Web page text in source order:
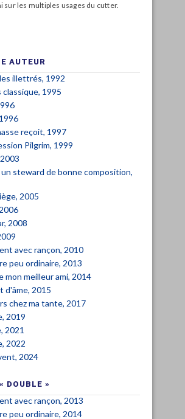
sur les multiples usages du cutter.
AUTEUR
illettrés, 1992
classique, 1995
reçoit, 1997
Pilgrim, 1999
steward de bonne composition,
2005
2008
avec rançon, 2010
peu ordinaire, 2013
mon meilleur ami, 2014
d'âme, 2015
chez ma tante, 2017
2019
2021
2022
2024
DOUBLE »
avec rançon, 2013
peu ordinaire, 2014